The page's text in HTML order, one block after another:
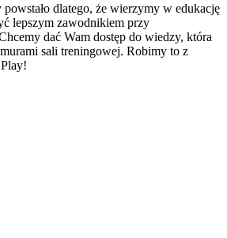
dlatego, że wierzymy w edukację
lepszym zawodnikiem przy
dać Wam dostęp do wiedzy, która
sali treningowej. Robimy to z